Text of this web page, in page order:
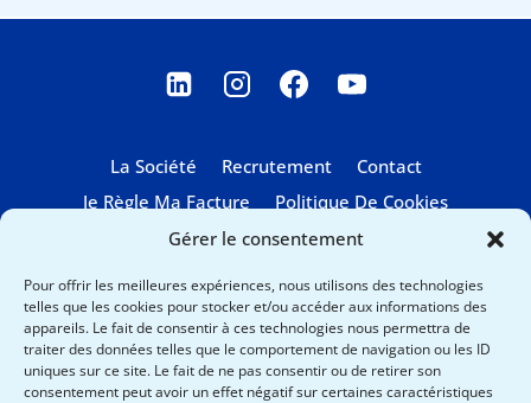
Gérer le consentement
Pour offrir les meilleures expériences, nous utilisons des technologies
telles que les cookies pour stocker et/ou accéder aux informations des
appareils. Le fait de consentir à ces technologies nous permettra de
traiter des données telles que le comportement de navigation ou les ID
uniques sur ce site. Le fait de ne pas consentir ou de retirer son
consentement peut avoir un effet négatif sur certaines caractéristiques
La Société Recrutement
Contact
Je Règle Ma Facture
Politique De Cookies
Cristal Air est certifiée